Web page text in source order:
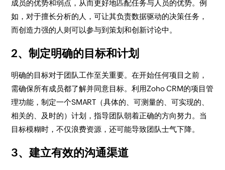
成员的优势和弱点，从而更好地匹配任务与人员的优势。例
如，对于擅长分析的人，可让其负责数据驱动的决策任务，
而创造力强的人则可以参与到策划和创新讨论中。
2、制定明确的目标和计划
明确的目标对于团队工作至关重要。在开始任何项目之前，
需确保所有成员都了解并同意目标。利用Zoho CRM的项目管
理功能，制定一个SMART（具体的、可测量的、可实现的、
相关的、及时的）计划，指导团队朝着正确的方向努力。当
目标模糊时，不仅浪费资源，还可能导致团队士气下降。
3、建立有效的沟通渠道